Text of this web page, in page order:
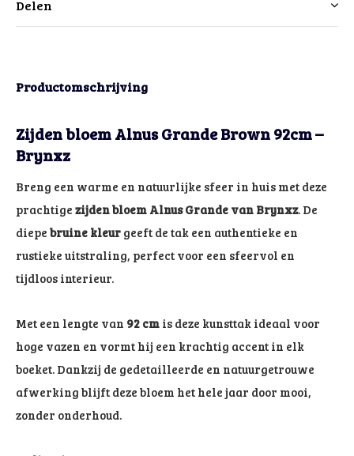
Delen
Productomschrijving
Zijden bloem Alnus Grande Brown 92cm –
Brynxz
Breng een warme en natuurlijke sfeer in huis met deze
prachtige zijden bloem Alnus Grande van Brynxz. De
diepe bruine kleur geeft de tak een authentieke en
rustieke uitstraling, perfect voor een sfeervol en
tijdloos interieur.
Met een lengte van 92 cm is deze kunsttak ideaal voor
hoge vazen en vormt hij een krachtig accent in elk
boeket. Dankzij de gedetailleerde en natuurgetrouwe
afwerking blijft deze bloem het hele jaar door mooi,
zonder onderhoud.